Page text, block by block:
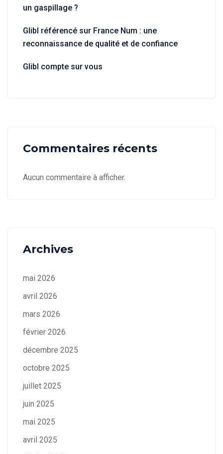
un gaspillage ?
Glibl référencé sur France Num : une
reconnaissance de qualité et de confiance
Glibl compte sur vous
Commentaires récents
Aucun commentaire à afficher.
Archives
mai 2026
avril 2026
mars 2026
février 2026
décembre 2025
octobre 2025
juillet 2025
juin 2025
mai 2025
avril 2025